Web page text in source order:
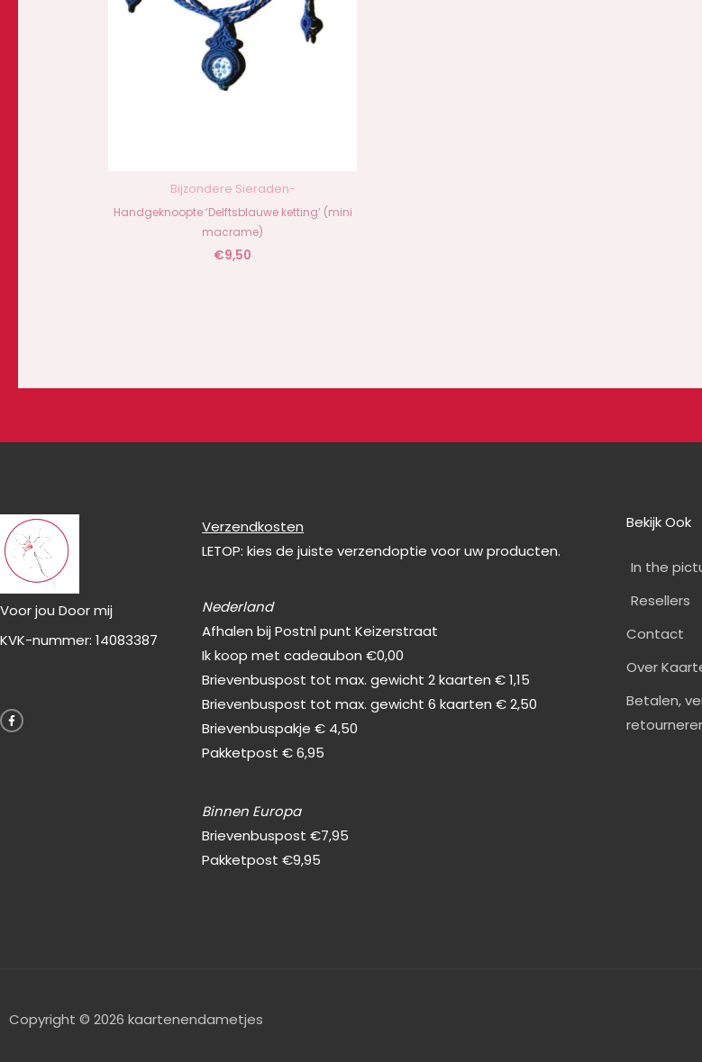
Bijzondere Sieraden-
Handgeknoopte ‘Delftsblauwe ketting’ (mini
macrame)
€9,50
Voor jou Door mij
KVK-nummer: 14083387
a
c
e
Verzendkosten
LETOP: kies de juiste verzendoptie voor uw producten.
Nederland
Afhalen bij Postnl punt Keizerstraat
Ik koop met cadeaubon €0,00
Brievenbuspost tot max. gewicht 2 kaarten € 1,15
Brievenbuspost tot max. gewicht 6 kaarten € 2,50
Brievenbuspakje € 4,50
Pakketpost € 6,95
Binnen Europa
Brievenbuspost €7,95
Pakketpost €9,95
Bekijk Ook
In the
Resellers
Contact
Over
Betalen,
Copyright © 2026 kaartenendametjes